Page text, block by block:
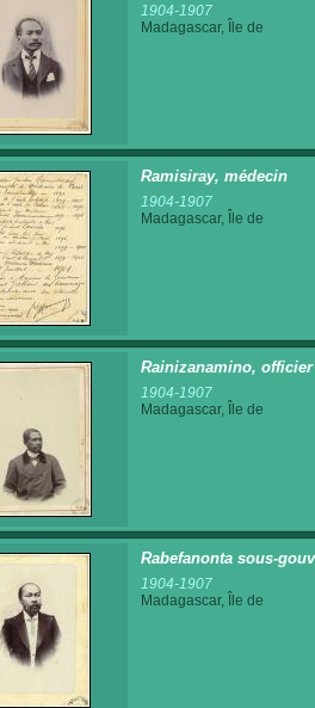
1904-1907
Madagascar, Île de
Ramisiray, médecin
1904-1907
Madagascar, Île de
Rainizanamino,
1904-1907
Madagascar, Île de
Rabefanonta sous-
1904-1907
Madagascar, Île de